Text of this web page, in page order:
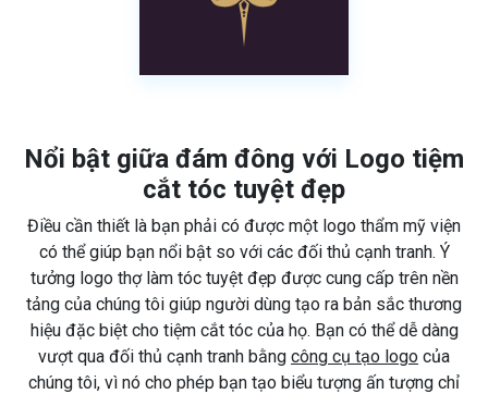
Nổi bật giữa đám đông với Logo tiệm
cắt tóc tuyệt đẹp
Điều cần thiết là bạn phải có được một logo thẩm mỹ viện
có thể giúp bạn nổi bật so với các đối thủ cạnh tranh. Ý
tưởng logo thợ làm tóc tuyệt đẹp được cung cấp trên nền
tảng của chúng tôi giúp người dùng tạo ra bản sắc thương
hiệu đặc biệt cho tiệm cắt tóc của họ. Bạn có thể dễ dàng
vượt qua đối thủ cạnh tranh bằng công cụ tạo logo của
chúng tôi, vì nó cho phép bạn tạo biểu tượng ấn tượng chỉ